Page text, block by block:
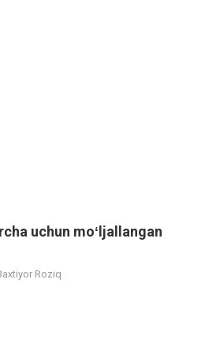
uchun moʻljallangan
Roziq